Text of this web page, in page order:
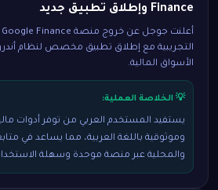
Finance وإطلاق تطبيق جديد
التجريبية مع إطلاق تطبيق مخصص لنظام
الأسواق المالية.
💡 الخلاصة العملية:
يستفيد المستخدم العربي من توفر أدوات
وموثوقية باللغة العربية، مما يساعد في
والمحلية عبر منصة موحدة وسهلة